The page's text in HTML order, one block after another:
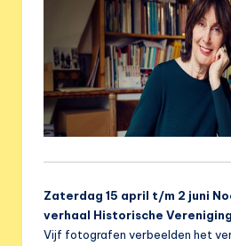
Zaterdag 15 april t/m 2 juni
verhaal Historische
Vijf fotografen verbeelden het